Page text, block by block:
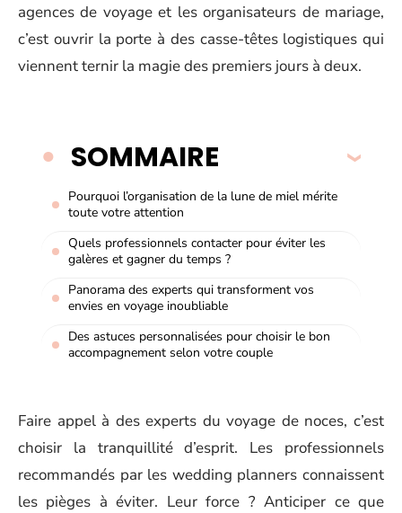
agences de voyage et les organisateurs de mariage,
c’est ouvrir la porte à des casse-têtes logistiques qui
viennent ternir la magie des premiers jours à deux.
SOMMAIRE
Pourquoi l’organisation de la lune de miel mérite
toute votre attention
Quels professionnels contacter pour éviter les
galères et gagner du temps ?
Panorama des experts qui transforment vos
envies en voyage inoubliable
Des astuces personnalisées pour choisir le bon
accompagnement selon votre couple
Faire appel à des experts du voyage de noces, c’est
choisir la tranquillité d’esprit. Les professionnels
recommandés par les wedding planners connaissent
les pièges à éviter. Leur force ? Anticiper ce que